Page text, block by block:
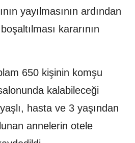
yayılmasının ardından
kararının
650 kişinin komşu
kalabileceği
hasta ve 3 yaşından
annelerin otele